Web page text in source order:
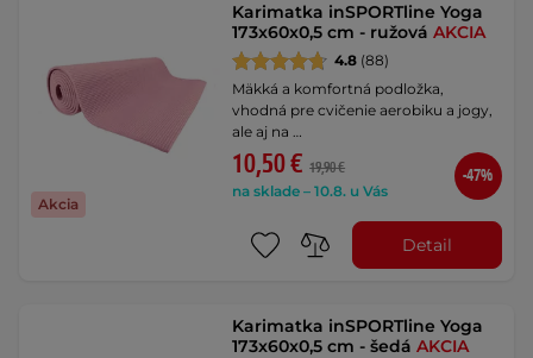
Akcia
Karimatka inSPORTline Yoga
173x60x0,5 cm - ružováAKCIA
4.8 (88)
Mäkká a komfortná podložka,
vhodná pre cvičenie aerobiku a jogy,
ale aj na …
10,50 € 19,90 €
na sklade – 10.8. u Vás
-47%
Detail
Karimatka inSPORTline Yoga
173x60x0,5 cm - šedáAKCIA